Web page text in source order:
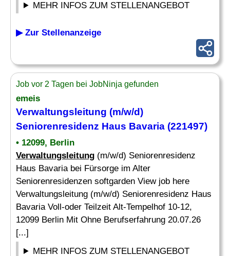
MEHR INFOS ZUM STELLENANGEBOT
▶ Zur Stellenanzeige
Job vor 2 Tagen bei JobNinja gefunden
emeis
Verwaltungsleitung (m/w/d)
Seniorenresidenz Haus Bavaria (221497)
• 12099, Berlin
Verwaltungsleitung (m/w/d) Seniorenresidenz
Haus Bavaria bei Fürsorge im Alter
Seniorenresidenzen softgarden View job here
Verwaltungsleitung (m/w/d) Seniorenresidenz Haus
Bavaria Voll-oder Teilzeit Alt-Tempelhof 10-12,
12099 Berlin Mit Ohne Berufserfahrung 20.07.26
[...]
MEHR INFOS ZUM STELLENANGEBOT